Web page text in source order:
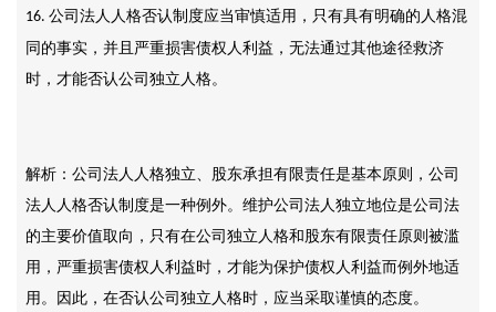
16.公司法人人格否认制度应当审慎适用，只有具有明确的人格混
同的事实，并且严重损害债权人利益，无法通过其他途径救济
时，才能否认公司独立人格。
解析：公司法人人格独立、股东承担有限责任是基本原则，公司
法人人格否认制度是一种例外。维护公司法人独立地位是公司法
的主要价值取向，只有在公司独立人格和股东有限责任原则被滥
用，严重损害债权人利益时，才能为保护债权人利益而例外地适
用。因此，在否认公司独立人格时，应当采取谨慎的态度。